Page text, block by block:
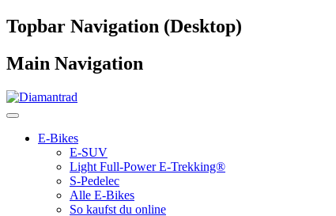
Topbar Navigation (Desktop)
Main Navigation
E-Bikes
E-SUV
Light Full-Power E-Trekking®
S-Pedelec
Alle E-Bikes
So kaufst du online